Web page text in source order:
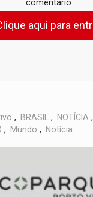
comentário
aqui para
, BRASIL , NOTÍCIA ,
, Mundo , Notícia